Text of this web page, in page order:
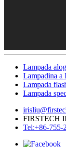
Lampada
Lampadina a
Lampada
Lampada
FIRSTECH
Tel:+86-755-